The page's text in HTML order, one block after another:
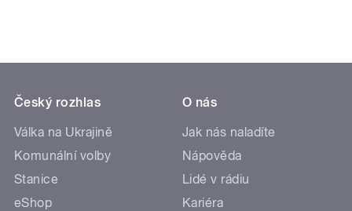
Český rozhlas
Válka na Ukrajině
Komunální volby
Stanice
eShop
O nás
Jak nás naladíte
Nápověda
Lidé v rádiu
Kariéra